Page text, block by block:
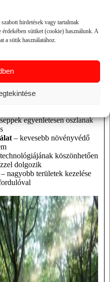
hirdetések vagy tartalmak
sütiket (cookie) használunk. A
a sütik használatához.
cső- vagy lapított, kettős
és a
egyenletesen oszlanak
– kevesebb növényvédő
köszönhetően
dolgozik
– nagyobb területek kezelése